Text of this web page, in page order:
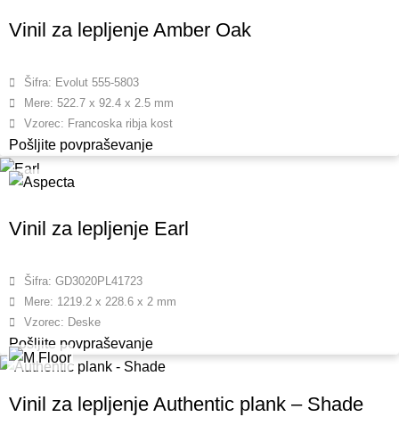
Vinil za lepljenje Amber Oak
Šifra: Evolut 555-5803
Mere: 522.7 x 92.4 x 2.5 mm
Vzorec: Francoska ribja kost
Pošljite povpraševanje
Vinil za lepljenje Earl
Šifra: GD3020PL41723
Mere: 1219.2 x 228.6 x 2 mm
Vzorec: Deske
Pošljite povpraševanje
Vinil za lepljenje Authentic plank – Shade